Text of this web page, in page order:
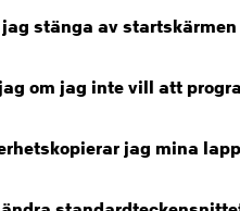
jag stänga av
om jag inte vill att
jag mina